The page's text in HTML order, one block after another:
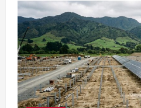
ВИЭ
в
России
вырастет
почти
на
80%
к
2031
году